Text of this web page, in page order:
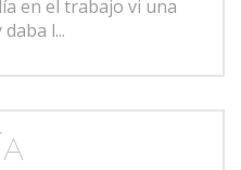
en el trabajo vi una
l...